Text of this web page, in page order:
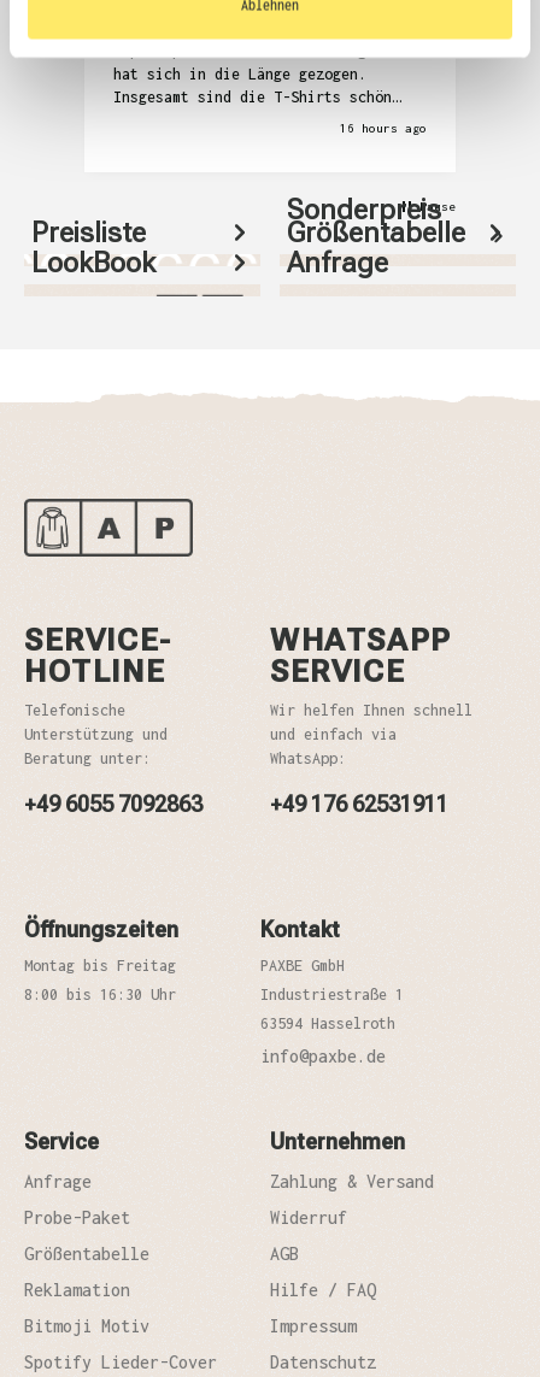
Die Kommunikation zur Überprüfung der
hat sich in die Länge gezogen.
Insgesamt sind die T-Shirts schön
geworden, aber auch relativ teuer.
16 hours ago
Pause
Preisliste
Größentabelle
LookBook
Sonderpreis
Anfrage
SERVICE-
HOTLINE
Telefonische
Unterstützung und
Beratung unter:
+49 6055 7092863
WHATSAPP
SERVICE
Wir helfen Ihnen schnell
und einfach via
WhatsApp:
+49 176 62531911
Öffnungszeiten
Montag bis Freitag
8:00 bis 16:30 Uhr
Kontakt
PAXBE GmbH
Industriestraße 1
63594 Hasselroth
info@paxbe.de
Service
Anfrage
Probe-Paket
Größentabelle
Reklamation
Bitmoji Motiv
Spotify Lieder-Cover
Unternehmen
Zahlung & Versand
Widerruf
AGB
Hilfe / FAQ
Impressum
Datenschutz